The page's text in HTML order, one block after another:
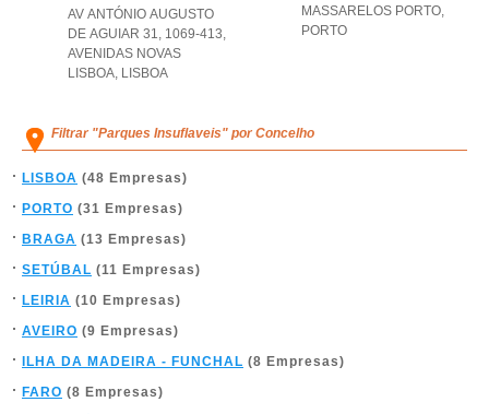
AV ANTÓNIO AUGUSTO
DE AGUIAR 31, 1069-413,
AVENIDAS NOVAS
LISBOA, LISBOA
MASSARELOS PORTO,
PORTO
Filtrar "Parques Insuflaveis" por Concelho
LISBOA (48 Empresas)
PORTO (31 Empresas)
BRAGA (13 Empresas)
SETÚBAL (11 Empresas)
LEIRIA (10 Empresas)
AVEIRO (9 Empresas)
ILHA DA MADEIRA - FUNCHAL (8 Empresas)
FARO (8 Empresas)